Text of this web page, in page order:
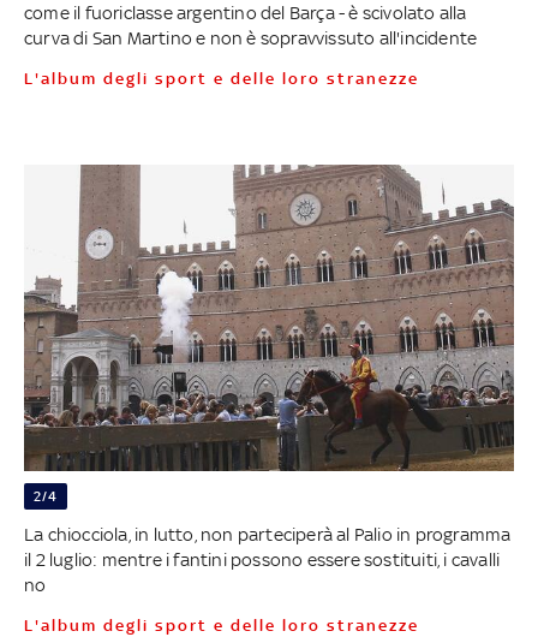
come il fuoriclasse argentino del Barça - è scivolato alla
curva di San Martino e non è sopravvissuto all'incidente
L'album degli sport e delle loro stranezze
2/4
La chiocciola, in lutto, non parteciperà al Palio in programma
il 2 luglio: mentre i fantini possono essere sostituiti, i cavalli
no
L'album degli sport e delle loro stranezze